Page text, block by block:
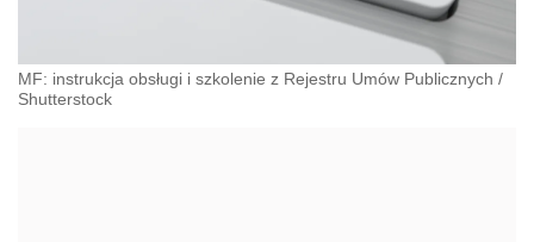
MF: instrukcja obsługi i szkolenie z Rejestru Umów Publicznych /
Shutterstock